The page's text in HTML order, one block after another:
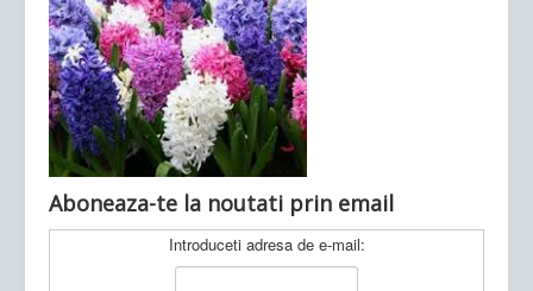
Ultimele articole: Vi, 04.11.2022 -
Județean Mehedinți
Aboneaza-te la noutati prin email
Introduceti adresa de e-mail: